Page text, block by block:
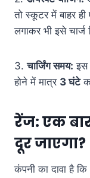
तो स्कूटर में बाहर
लगाकर भी इसे
3.चार्जिंग समय: इस
होने में मात्र 3 घंटे
रेंज: एक
दूर जाएगा?
कंपनी का दावा है